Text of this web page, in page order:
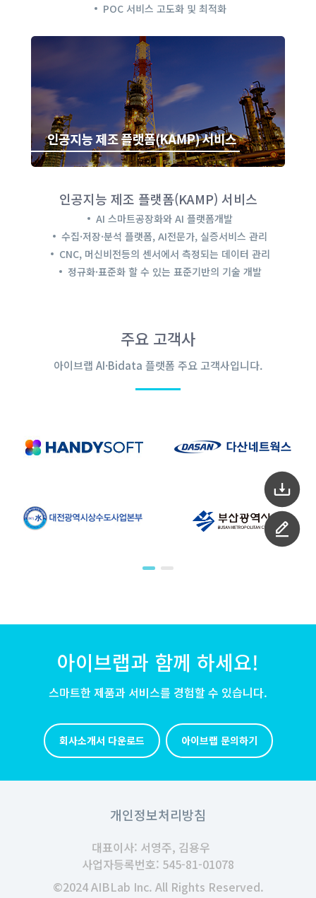
POC 서비스 고도화 및 최적화
인공지능 제조 플랫폼(KAMP) 서비스
AI 스마트공장화와 AI 플랫폼개발
수집·저장·분석 플랫폼, AI전문가, 실증서비스 관리
CNC, 머신비전등의 센서에서 측정되는 데이터 관리
정규화·표준화 할 수 있는 표준기반의 기술 개발
주요 고객사
아이브랩 AI·Bidata 플랫폼 주요 고객사입니다.
아이브랩과 함께 하세요!
스마트한 제품과 서비스를 경험할 수 있습니다.
회사소개서 다운로드 아이브랩 문의하기
개인정보처리방침
대표이사: 서영주, 김용우
사업자등록번호: 545-81-01078
©2024 AIBLab Inc. All Rights Reserved.